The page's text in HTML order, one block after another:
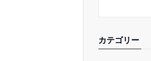
カテゴリー